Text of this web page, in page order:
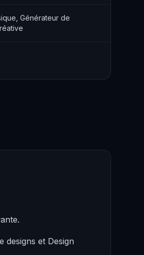
Générateur de
designs et Design